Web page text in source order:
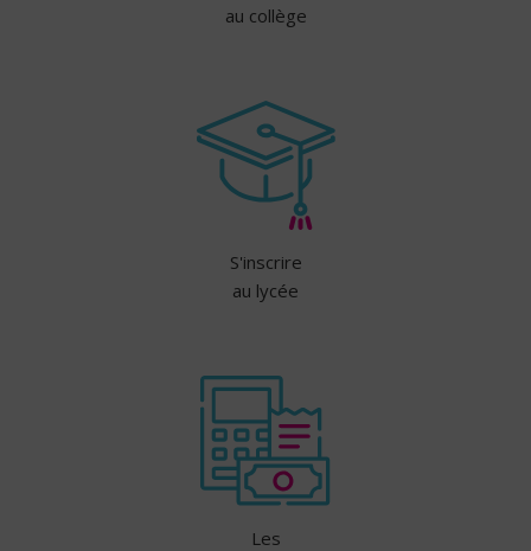
au collège
S'inscrire
au lycée
Les